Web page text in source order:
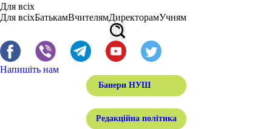
Для всіх
Для всіхБатькамВчителямДиректорамУчням
Напишіть нам
Банери НУШ
Редакційна політика